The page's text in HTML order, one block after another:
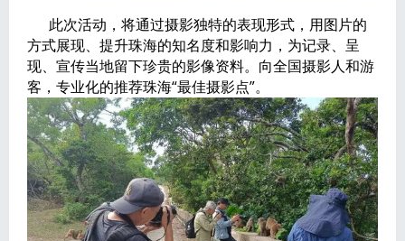
此次活动，将通过摄影独特的表现形式，用图片的
方式展现、提升珠海的知名度和影响力，为记录、呈
现、宣传当地留下珍贵的影像资料。向全国摄影人和游
客，专业化的推荐珠海“最佳摄影点”。